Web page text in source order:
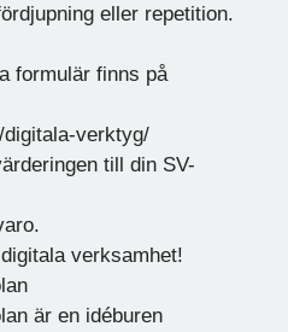
eller repetition.
formulär finns på
verktyg/
till din SV-
verksamhet!
är en idéburen